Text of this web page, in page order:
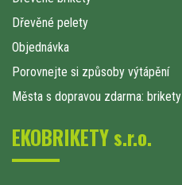
Dřevěné pelety
Objednávka
Porovnejte si způsoby výtápění
Města s dopravou zdarma: brikety
EKOBRIKETY s.r.o.